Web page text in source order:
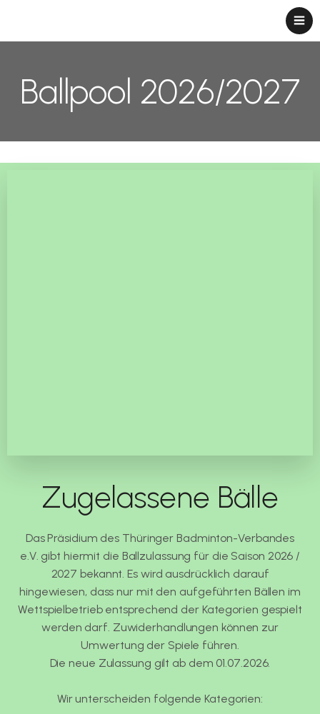
Ballpool 2026/2027
Zugelassene Bälle
Das Präsidium des Thüringer Badminton-Verbandes
e.V. gibt hiermit die Ballzulassung für die Saison 2026 /
2027 bekannt. Es wird ausdrücklich darauf
hingewiesen, dass nur mit den aufgeführten Bällen im
Wettspielbetrieb entsprechend der Kategorien gespielt
werden darf. Zuwiderhandlungen können zur
Umwertung der Spiele führen.
Die neue Zulassung gilt ab dem 01.07.2026.
Wir unterscheiden folgende Kategorien: